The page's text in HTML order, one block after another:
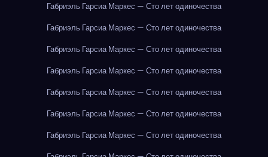
Габриэль Гарсиа Маркес — Сто лет одиночества
Габриэль Гарсиа Маркес — Сто лет одиночества
Габриэль Гарсиа Маркес — Сто лет одиночества
Габриэль Гарсиа Маркес — Сто лет одиночества
Габриэль Гарсиа Маркес — Сто лет одиночества
Габриэль Гарсиа Маркес — Сто лет одиночества
Габриэль Гарсиа Маркес — Сто лет одиночества